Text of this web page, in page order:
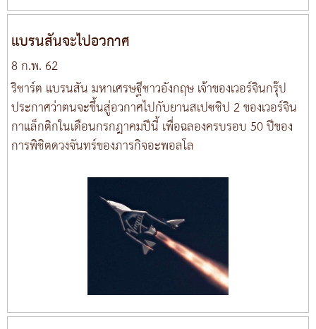
แบรนสันจะไปอวกาศ
8 ก.พ. 62
ริชาร์ต แบรนสัน มหาเศรษฐีชาวอังกฤษ เจ้าของเวอร์จินกรุ๊ป
ประกาศว่าตนจะขึ้นสู่อวกาศไปกับยานสเปซชิป 2 ของเวอร์จิน
กาแล็กติกในเดือนกรกฎาคมปีนี้ เพื่อฉลองครบรอบ 50 ปีของ
การพิชิตดวงจันทร์ของภารกิจอะพอลโล